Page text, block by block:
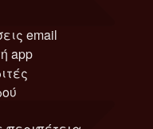
email
app